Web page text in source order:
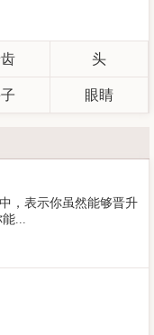
头
眼睛
，表示你虽然能够晋升
...